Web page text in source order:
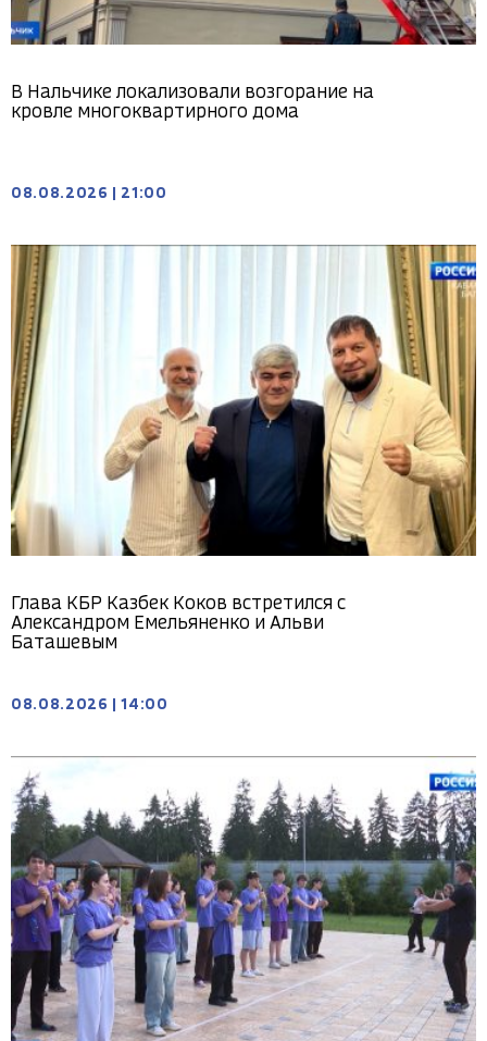
В Нальчике локализовали возгорание на
кровле многоквартирного дома
08.08.2026 21:00
Глава КБР Казбек Коков встретился с
Александром Емельяненко и Альви
Баташевым
08.08.2026 14:00